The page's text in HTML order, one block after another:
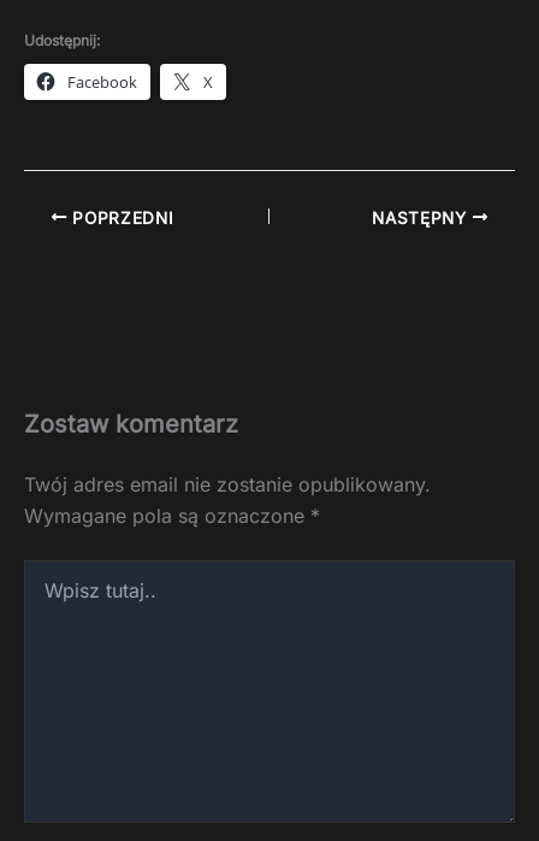
Udostępnij:
Facebook X
POPRZEDNI NASTĘPNY
Zostaw komentarz
Twój adres email nie zostanie opublikowany.
Wymagane pola są oznaczone *
tutaj..